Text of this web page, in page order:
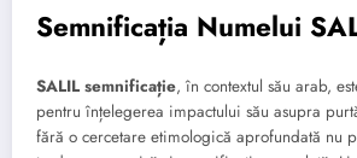
Semnificația Numelui
SALIL semnificație, în contextul său arab,
pentru înțelegerea impactului său asupra
fără o cercetare etimologică aprofundată nu